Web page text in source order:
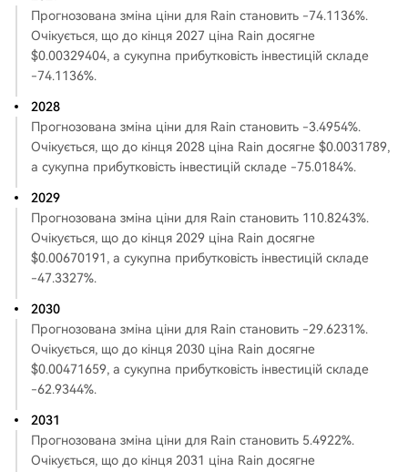
Прогнозована зміна ціни для Rain становить -74.1136%.
Очікується, що до кінця 2027 ціна Rain досягне
$0.00329404, а сукупна прибутковість інвестицій складе
-74.1136%.
2028
Прогнозована зміна ціни для Rain становить -3.4954%.
Очікується, що до кінця 2028 ціна Rain досягне $0.0031789,
а сукупна прибутковість інвестицій складе -75.0184%.
2029
Прогнозована зміна ціни для Rain становить 110.8243%.
Очікується, що до кінця 2029 ціна Rain досягне
$0.00670191, а сукупна прибутковість інвестицій складе
-47.3327%.
2030
Прогнозована зміна ціни для Rain становить -29.6231%.
Очікується, що до кінця 2030 ціна Rain досягне
$0.00471659, а сукупна прибутковість інвестицій складе
-62.9344%.
2031
Прогнозована зміна ціни для Rain становить 5.4922%.
Очікується, що до кінця 2031 ціна Rain досягне